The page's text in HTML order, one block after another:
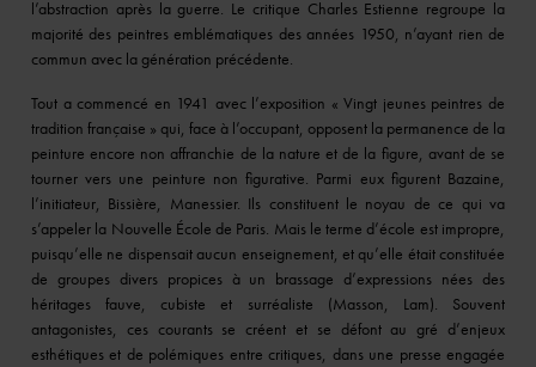
l’abstraction après la guerre. Le critique Charles Estienne regroupe la
majorité des peintres emblématiques des années 1950, n’ayant rien de
commun avec la génération précédente.
Tout a commencé en 1941 avec l’exposition « Vingt jeunes peintres de
tradition française » qui, face à l’occupant, opposent la permanence de la
peinture encore non affranchie de la nature et de la figure, avant de se
tourner vers une peinture non figurative. Parmi eux figurent Bazaine,
l’initiateur, Bissière, Manessier. Ils constituent le noyau de ce qui va
s’appeler la Nouvelle École de Paris. Mais le terme d’école est impropre,
puisqu’elle ne dispensait aucun enseignement, et qu’elle était constituée
de groupes divers propices à un brassage d’expressions nées des
héritages fauve, cubiste et surréaliste (Masson, Lam). Souvent
antagonistes, ces courants se créent et se défont au gré d’enjeux
esthétiques et de polémiques entre critiques, dans une presse engagée